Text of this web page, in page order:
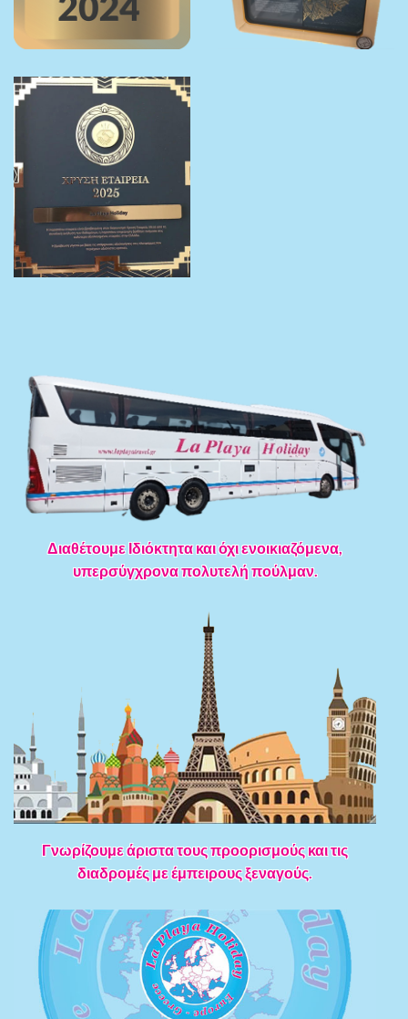
Διαθέτουμε Ιδιόκτητα και όχι ενοικιαζόμενα,
υπερσύγχρονα πολυτελή πούλμαν.
Γνωρίζουμε άριστα τους προορισμούς και τις
διαδρομές με έμπειρους ξεναγούς.